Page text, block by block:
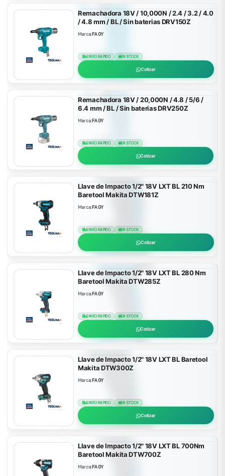
Remachadora 18V / 10,000N / 2.4 / 3.2 / 4.0
/ 4.8 mm / BL / Sin baterias DRV150Z
Marca:FAGY
ENVÍO RÁPIDO EN STOCK
Cotizar
Remachadora 18V / 20,000N / 4.8 / 5/6 /
6.4 mm / BL / Sin baterias DRV250Z
Marca:FAGY
ENVÍO RÁPIDO EN STOCK
Cotizar
Llave de Impacto 1/2" 18V LXT BL 210 Nm
Baretool Makita DTW181Z
Marca:FAGY
ENVÍO RÁPIDO EN STOCK
Cotizar
Llave de Impacto 1/2" 18V LXT BL 280 Nm
Baretool Makita DTW285Z
Marca:FAGY
ENVÍO RÁPIDO EN STOCK
Cotizar
Llave de Impacto 1/2" 18V LXT BL Baretool
Makita DTW300Z
Marca:FAGY
ENVÍO RÁPIDO EN STOCK
Cotizar
Llave de Impacto 1/2" 18V LXT BL 700Nm
Baretool Makita DTW700Z
Marca:FAGY